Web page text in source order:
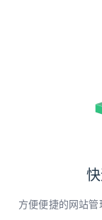
方便便捷的网站管